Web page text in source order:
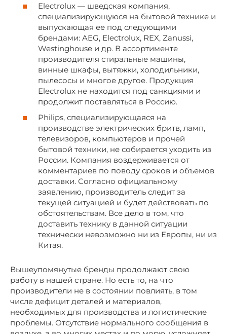
Electrolux — шведская компания,
специализирующуюся на бытовой технике и
выпускающая ее под следующими
брендами: AEG, Electrolux, REX, Zanussi,
Westinghouse и др. В ассортименте
производителя стиральные машины,
винные шкафы, вытяжки, холодильники,
пылесосы и многое другое. Продукция
Electrolux не находится под санкциями и
продолжит поставляться в Россию.
Philips, специализирующаяся на
производстве электрических бритв, ламп,
телевизоров, компьютеров и прочей
бытовой техники, не собирается уходить из
России. Компания воздерживается от
комментариев по поводу сроков и объемов
доставки. Согласно официальному
заявлению, производитель следит за
текущей ситуацией и будет действовать по
обстоятельствам. Все дело в том, что
доставить технику в данной ситуации
технически невозможно ни из Европы, ни из
Китая.
Вышеупомянутые бренды продолжают свою
работу в нашей стране. Но есть то, на что
производители не в состоянии повлиять, в том
числе дефицит деталей и материалов,
необходимых для производства и логистические
проблемы. Отсутствие нормального сообщения в